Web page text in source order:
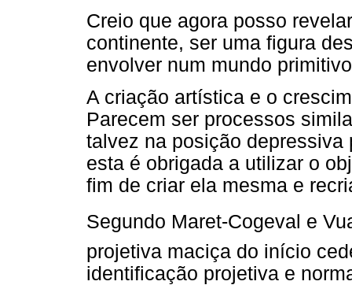
Creio que agora posso
continente, ser uma figura
envolver num mundo
A criação artística e o
Parecem ser processos
talvez na posição depressiva
esta é obrigada a utilizar o
fim de criar ela mesma e
Segundo Maret-Cogeval e
projetiva maciça do início
identificação projetiva e